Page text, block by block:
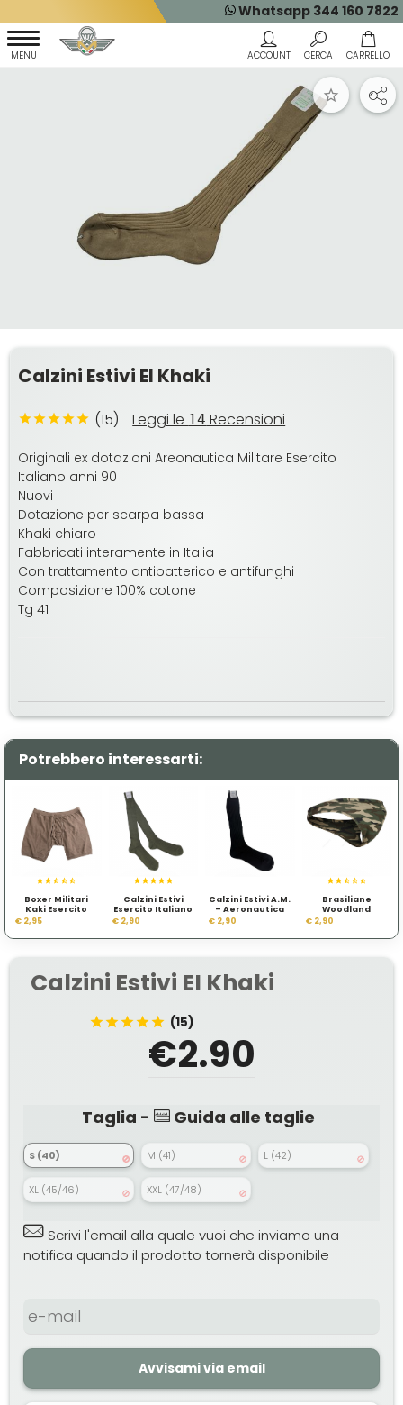
Whatsapp 344 160 7822
Calzini Estivi EI Khaki
(15) Leggi le 14 Recensioni
Originali ex dotazioni Areonautica Militare Esercito
Italiano anni 90
Nuovi
Dotazione per scarpa bassa
Khaki chiaro
Fabbricati interamente in Italia
Con trattamento antibatterico e antifunghi
Composizione 100% cotone
Tg 41
Potrebbero interessarti:
Boxer Militari
Kaki Esercito
Tedesco
€ 2,95
Calzini Estivi
Esercito Italiano
€ 2,90
Calzini Estivi A.M.
– Aeronautica
Militare Italiana
€ 2,90
Brasiliane
Woodland
€ 2,90
Calzini Estivi EI Khaki
(15)
€2.90
Taglia - Guida alle taglie
S (40) M (41) L (42)
XL (45/46) XXL (47/48)
Scrivi l'email alla quale vuoi che inviamo una
notifica quando il prodotto tornerà disponibile
Avvisami via email